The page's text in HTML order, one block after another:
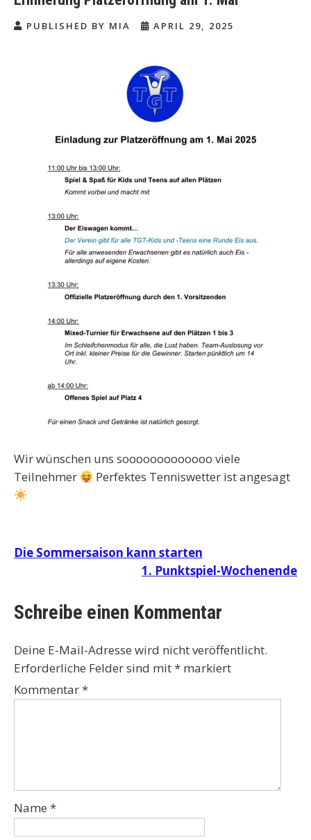
PUBLISHED BY MIA APRIL 29, 2025
Wir wünschen uns sooooooooooooo viele
Teilnehmer
Perfektes Tenniswetter ist angesagt
Beitragsnavigation
Die Sommersaison kann starten
1. Punktspiel-Wochenende
Schreibe einen Kommentar
Deine E-Mail-Adresse wird nicht veröffentlicht.
Erforderliche Felder sind mit* markiert
Kommentar*
Name *